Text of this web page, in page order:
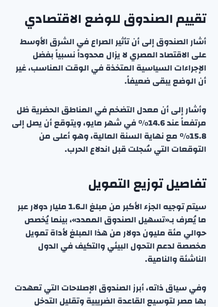
تقييم الصندوق للوضع الاقتصادي
أشار الصندوق إلى أن تأثير الصراع في الشرق الأوسط
على الاقتصاد المصري لا يزال محدوداً نسبياً بفضل
الإجراءات السياسية المتخذة في الوقت المناسب، غير
أن الوضع يبقى ضعيفاً.
وأشار إلى أن معدل التضخم في المناطق الحضرية ظل
مرتفعاً عند 14.6٪ في شهر مايو، ويتوقع أن يصل إلى
15.8٪ مع نهاية السنة المالية، وهو أعلى من
التوقعات التي سُجلت قبل اندلاع الحرب.
تفاصيل توزيع التمويل
سيتم توجيه الجزء الأكبر من مبلغ الـ1.6 مليار دولار عبر
ما يُعرف بـ«تسهيل الصندوق الممدد»، بينما يُخصص
حوالي مئة مليون دولار من هذا المبلغ لأداة تمويل
مخصصة لدعم التحول البيئي والتكيف في الدول
الناشئة والنامية.
وفي سياق ذاته، أبرز الصندوق الإصلاحات التي تعهدت
بها مصر لتوسيع القاعدة الضريبية وتقليل التدخل